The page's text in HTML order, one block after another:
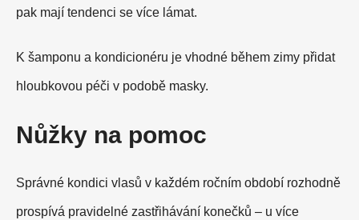
pak mají tendenci se více lámat.
K šamponu a kondicionéru je vhodné během zimy přidat
hloubkovou péči v podobě masky.
Nůžky na pomoc
Správné kondici vlasů v každém ročním období rozhodně
prospívá pravidelné zastřihávání konečků – u více